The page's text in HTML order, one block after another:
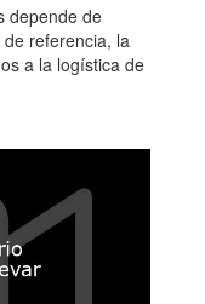
depende de
referencia, la
a la logística de